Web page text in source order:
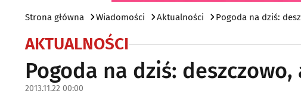
Strona główna Wiadomości Aktualności Pogoda na dziś:
AKTUALNOŚCI
Pogoda na dziś:
2013.11.22 00:00